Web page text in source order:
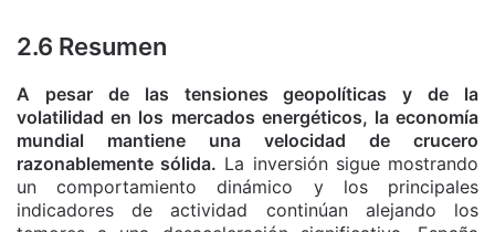
2.6 Resumen
A pesar de las tensiones geopolíticas y de la
volatilidad en los mercados energéticos, la economía
mundial mantiene una velocidad de crucero
razonablemente sólida. La inversión sigue mostrando
un comportamiento dinámico y los principales
indicadores de actividad continúan alejando los